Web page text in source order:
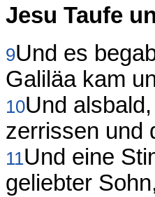
Jesu Taufe
9Und es
Galiläa kam
10Und
zerrissen und
11Und eine
geliebter